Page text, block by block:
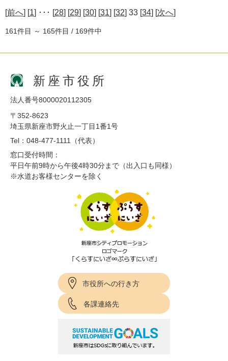
[前へ] [1] ･･･ [28] [29] [30] [31] [32] 33 [34] [次へ]
161件目 ～ 165件目 / 169件中
新座市役所
法人番号8000020112305
〒352-8623
埼玉県新座市野火止一丁目1番1号
Tel：048-477-1111（代表）
窓口受付時間：
平日午前9時から午後4時30分まで（出入口も同様）
※水道お客様センターを除く
市役所への行き方
各課連絡先